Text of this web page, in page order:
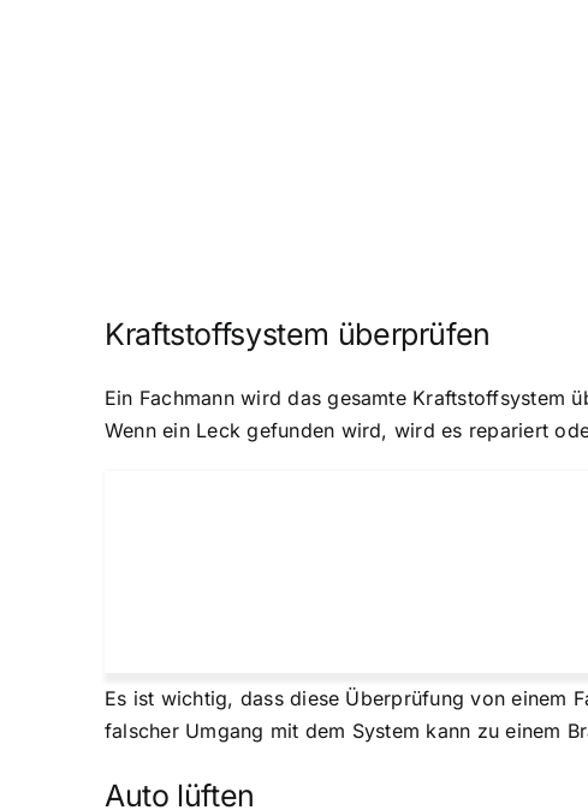
Kraftstoffsystem überprüfen
Ein Fachmann wird das gesamte Kraftstoffsystem
Wenn ein Leck gefunden wird, wird es repariert
Es ist wichtig, dass diese Überprüfung von einem
falscher Umgang mit dem System kann zu einem
Auto lüften